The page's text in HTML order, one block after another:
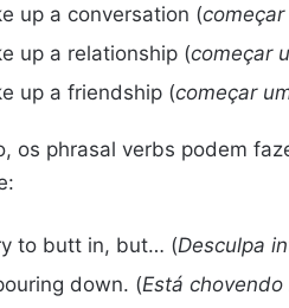
up a conversation (
up a relationship (começar
up a friendship (começar
os phrasal verbs podem
to butt in, but… (Desculpa
down. (Está